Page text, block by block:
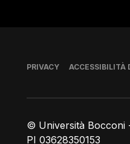
© Università Bocconi
PI 03628350153
Piè di pagina
PRIVACY ACCESSIBILITÀ